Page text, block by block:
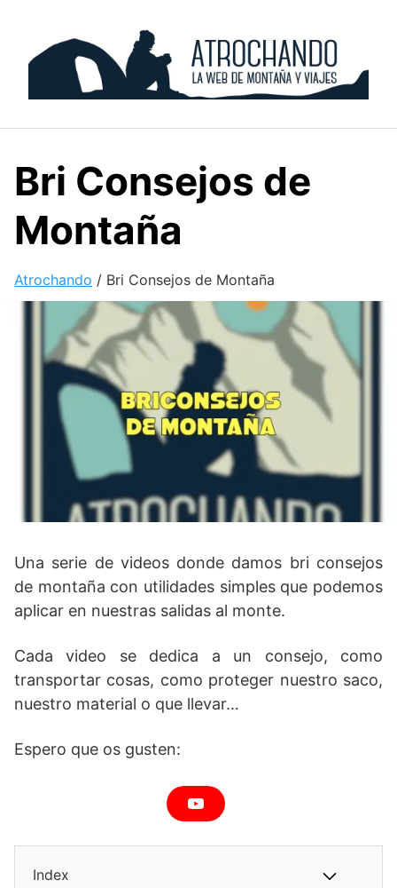
content
Bri Consejos de
Montaña
Atrochando / Bri Consejos de Montaña
Una serie de videos donde damos bri consejos
de montaña con utilidades simples que podemos
aplicar en nuestras salidas al monte.
Cada video se dedica a un consejo, como
transportar cosas, como proteger nuestro saco,
nuestro material o que llevar…
Espero que os gusten:
Y
u
Index